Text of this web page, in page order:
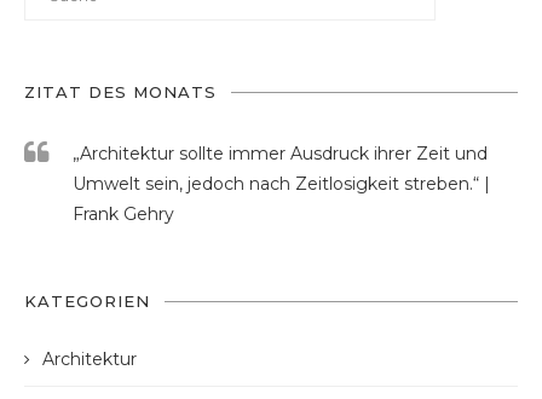
ZITAT DES MONATS
„Architektur sollte immer Ausdruck ihrer Zeit und
Umwelt sein, jedoch nach Zeitlosigkeit streben.“ |
Frank Gehry
KATEGORIEN
Architektur